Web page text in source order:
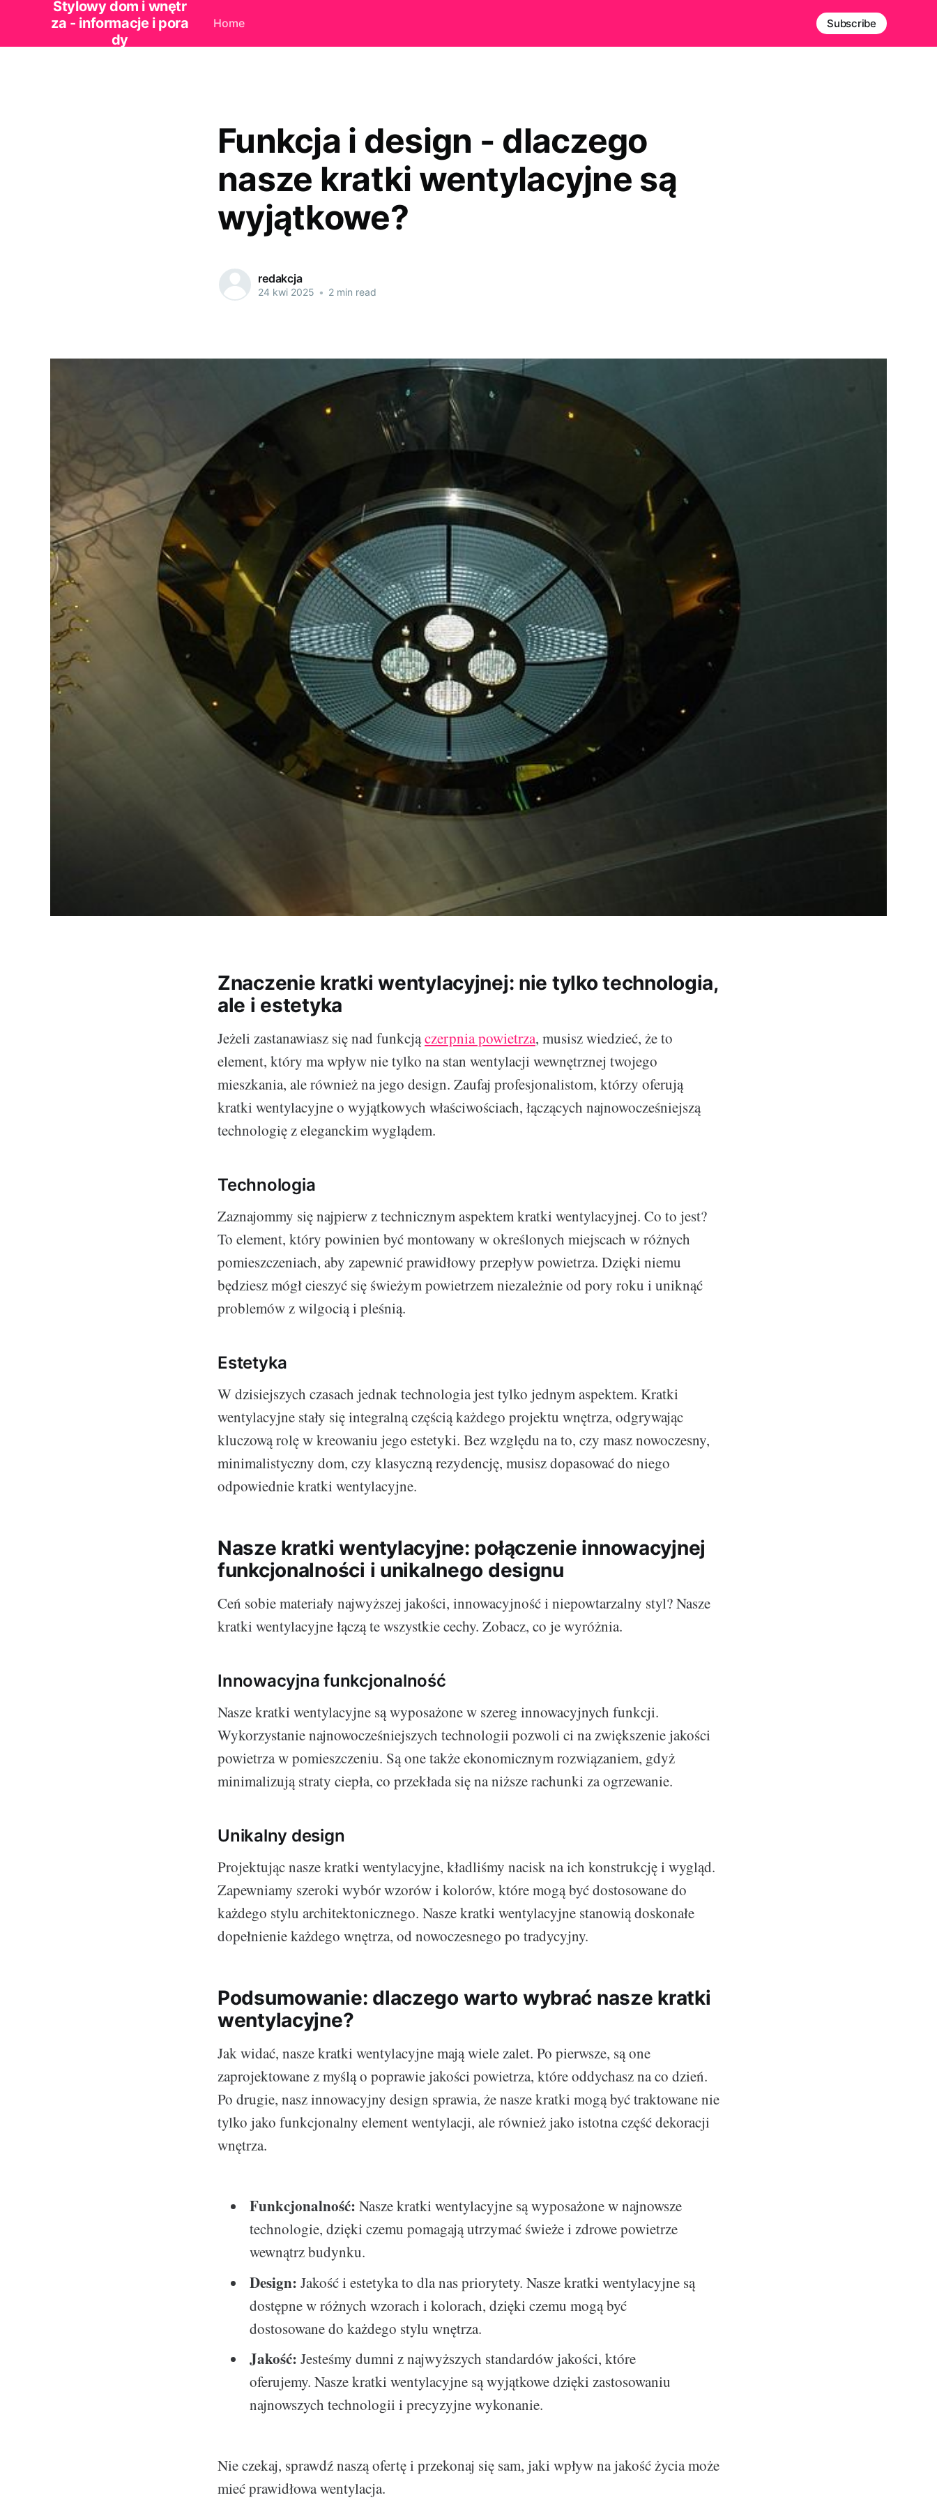
Stylowy dom i wnętr
za - informacje i pora
dy
Home Subscribe
Funkcja i design - dlaczego
nasze kratki wentylacyjne są
wyjątkowe?
redakcja
24 kwi 2025 • 2 min read
Znaczenie kratki wentylacyjnej: nie tylko technologia,
ale i estetyka
Jeżeli zastanawiasz się nad funkcjączerpnia powietrza, musisz wiedzieć, że to
element, który ma wpływ nie tylko na stan wentylacji wewnętrznej twojego
mieszkania, ale również na jego design. Zaufaj profesjonalistom, którzy oferują
kratki wentylacyjne o wyjątkowych właściwościach, łączących najnowocześniejszą
technologię z eleganckim wyglądem.
Technologia
Zaznajommy się najpierw z technicznym aspektem kratki wentylacyjnej. Co to jest?
To element, który powinien być montowany w określonych miejscach w różnych
pomieszczeniach, aby zapewnić prawidłowy przepływ powietrza. Dzięki niemu
będziesz mógł cieszyć się świeżym powietrzem niezależnie od pory roku i uniknąć
problemów z wilgocią i pleśnią.
Estetyka
W dzisiejszych czasach jednak technologia jest tylko jednym aspektem. Kratki
wentylacyjne stały się integralną częścią każdego projektu wnętrza, odgrywając
kluczową rolę w kreowaniu jego estetyki. Bez względu na to, czy masz nowoczesny,
minimalistyczny dom, czy klasyczną rezydencję, musisz dopasować do niego
odpowiednie kratki wentylacyjne.
Nasze kratki wentylacyjne: połączenie innowacyjnej
funkcjonalności i unikalnego designu
Ceń sobie materiały najwyższej jakości, innowacyjność i niepowtarzalny styl? Nasze
kratki wentylacyjne łączą te wszystkie cechy. Zobacz, co je wyróżnia.
Innowacyjna funkcjonalność
Nasze kratki wentylacyjne są wyposażone w szereg innowacyjnych funkcji.
Wykorzystanie najnowocześniejszych technologii pozwoli ci na zwiększenie jakości
powietrza w pomieszczeniu. Są one także ekonomicznym rozwiązaniem, gdyż
minimalizują straty ciepła, co przekłada się na niższe rachunki za ogrzewanie.
Unikalny design
Projektując nasze kratki wentylacyjne, kładliśmy nacisk na ich konstrukcję i wygląd.
Zapewniamy szeroki wybór wzorów i kolorów, które mogą być dostosowane do
każdego stylu architektonicznego. Nasze kratki wentylacyjne stanowią doskonałe
dopełnienie każdego wnętrza, od nowoczesnego po tradycyjny.
Podsumowanie: dlaczego warto wybrać nasze kratki
wentylacyjne?
Jak widać, nasze kratki wentylacyjne mają wiele zalet. Po pierwsze, są one
zaprojektowane z myślą o poprawie jakości powietrza, które oddychasz na co dzień.
Po drugie, nasz innowacyjny design sprawia, że nasze kratki mogą być traktowane nie
tylko jako funkcjonalny element wentylacji, ale również jako istotna część dekoracji
wnętrza.
Funkcjonalność: Nasze kratki wentylacyjne są wyposażone w najnowsze
technologie, dzięki czemu pomagają utrzymać świeże i zdrowe powietrze
wewnątrz budynku.
Design: Jakość i estetyka to dla nas priorytety. Nasze kratki wentylacyjne są
dostępne w różnych wzorach i kolorach, dzięki czemu mogą być
dostosowane do każdego stylu wnętrza.
Jakość: Jesteśmy dumni z najwyższych standardów jakości, które
oferujemy. Nasze kratki wentylacyjne są wyjątkowe dzięki zastosowaniu
najnowszych technologii i precyzyjne wykonanie.
Nie czekaj, sprawdź naszą ofertę i przekonaj się sam, jaki wpływ na jakość życia może
mieć prawidłowa wentylacja.